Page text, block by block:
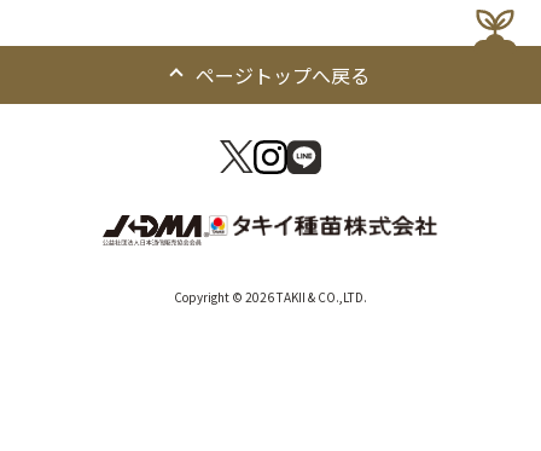
ページトップへ戻る
Copyright © 2026 TAKII & CO.,LTD.